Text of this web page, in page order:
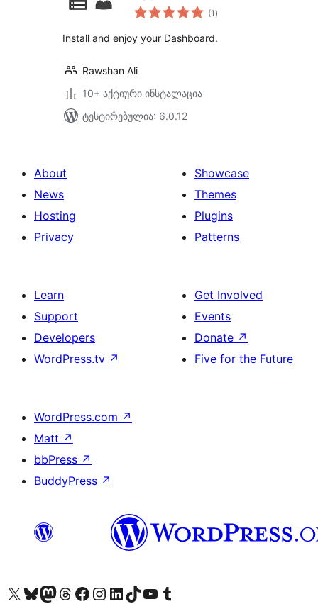
(1 საერთო
რეიტინგი
)
Install and enjoy your Dashboard.
Rawshan Ali
10+ აქტიური ინსტალაცია
ტესტირებულია: 6.0.12
About
News
Hosting
Privacy
Showcase
Themes
Plugins
Patterns
Learn
Support
Developers
WordPress.tv ↗
Get Involved
Events
Donate ↗
Five for the Future
WordPress.com ↗
Matt ↗
bbPress ↗
BuddyPress ↗
Visit our X (formerly Twitter) account
Visit our Bluesky account
Visit our Mastodon account
Visit our Threads account
Visit our Facebook page
Visit our Instagram account
Visit our LinkedIn account
Visit our TikTok account
Visit our YouTube channel
Visit our Tumblr account